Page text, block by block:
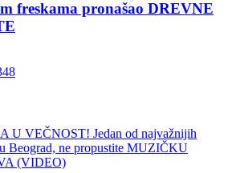
freskama pronašao DREVNE